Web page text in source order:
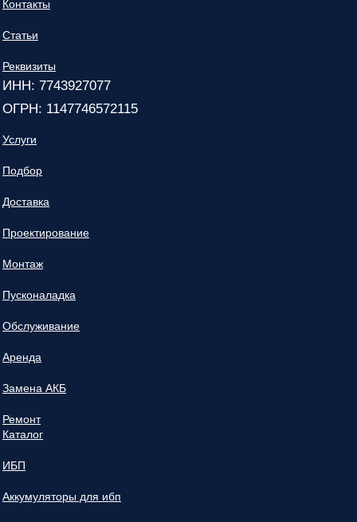
Контакты
Статьи
Реквизиты
ИНН: 7743927077
ОГРН: 1147746572115
Услуги
Подбор
Доставка
Проектирование
Монтаж
Пусконаладка
Обслуживание
Аренда
Замена АКБ
Ремонт
Каталог
ИБП
Аккумуляторы для ибп